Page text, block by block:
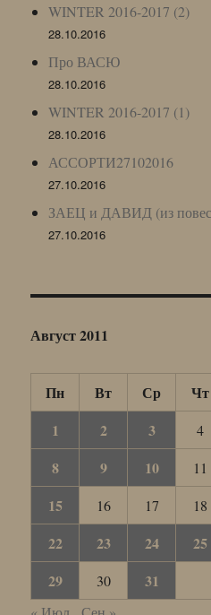
WINTER 2016-2017 (2)
28.10.2016
Про ВАСЮ
28.10.2016
WINTER 2016-2017 (1)
28.10.2016
АССОРТИ27102016
27.10.2016
ЗАЕЦ и ДАВИД (из
27.10.2016
Август 2011
Пн Вт Ср Чт
1
2 3 4
8
9 10 11
15
16 17 18
22
23 24 25
29
30 31